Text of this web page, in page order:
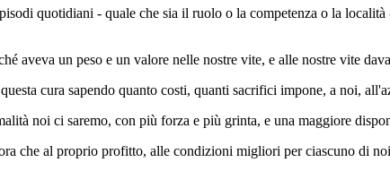
quotidiani - quale che sia il ruolo o la competenza o la
aveva un peso e un valore nelle nostre vite, e alle nostre vite
cura sapendo quanto costi, quanti sacrifici impone, a noi,
noi ci saremo, con più forza e più grinta, e una maggiore
che al proprio profitto, alle condizioni migliori per ciascuno di